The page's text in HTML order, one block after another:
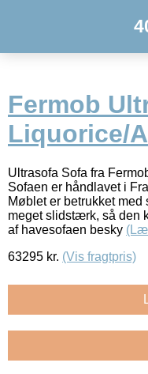
Fermob
Liquorice/
Ultrasofa Sofa fra
Sofaen er håndlavet i
Møblet er betrukket med
meget slidstærk, så den
af havesofaen besky
63295 kr. (Vis fragtpris)